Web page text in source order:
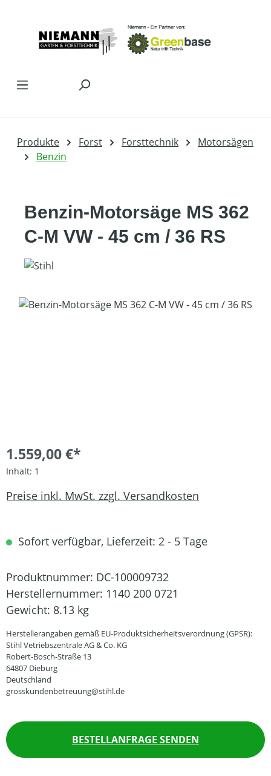
Produkte Forst Forsttechnik
Motorsägen
Benzin
Benzin-Motorsäge MS 362
C-M VW - 45 cm / 36 RS
Bildergalerie überspringen
1.559,00 €*
Inhalt: 1
Preise inkl. MwSt. zzgl. Versandkosten
Sofort verfügbar, Lieferzeit: 2 - 5 Tage
Produktnummer: DC-100009732
Herstellernummer: 1140 200 0721
Gewicht: 8.13 kg
Herstellerangaben gemäß EU-Produktsicherheitsverordnung (GPSR):
Stihl Vetriebszentrale AG & Co. KG
Robert-Bosch-Straße 13
64807 Dieburg
Deutschland
grosskundenbetreuung@stihl.de
BESTELLANFRAGE SENDEN